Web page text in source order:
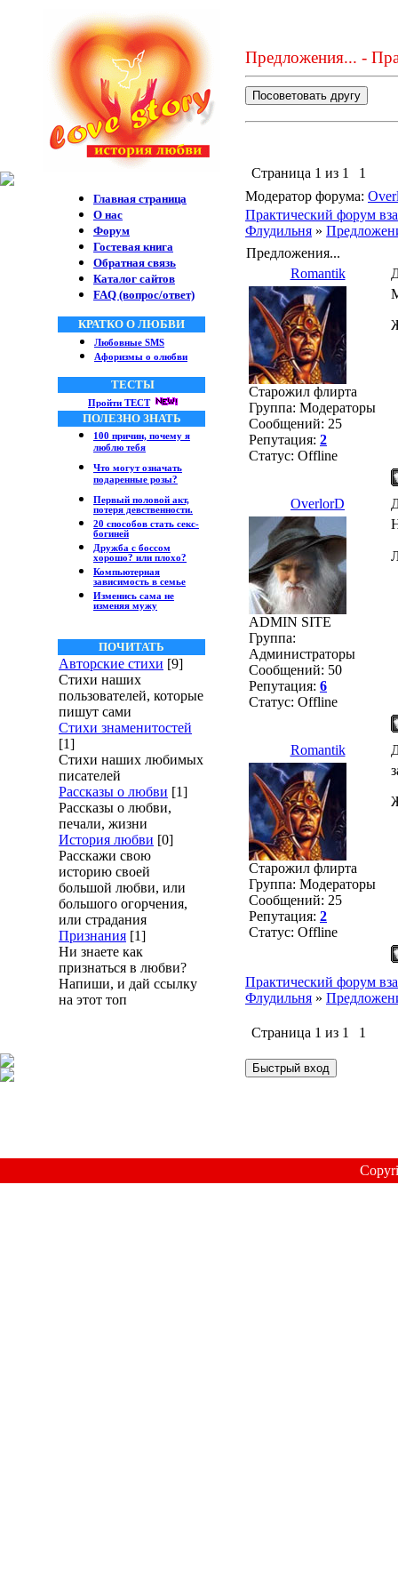
Главная страница
О нас
Форум
Гостевая книга
Обратная связь
Каталог сайтов
FAQ (вопрос/ответ)
КРАТКО О ЛЮБВИ
Любовные SMS
Афоризмы о олюбви
ТЕСТЫ
Пройти ТЕСТ
ПОЛЕЗНО ЗНАТЬ
100 причин, почему я
люблю тебя
Что могут означать
подаренные розы?
Первый половой акт,
потеря девственности.
20 способов стать секс-
богиней
Дружба с боссом
хорошо? или плохо?
Компьютерная
зависимость в семье
Изменись сама не
изменяя мужу
ПОЧИТАТЬ
Авторские стихи [9]
Стихи наших
пользователей, которые
пишут сами
Стихи знаменитостей
[1]
Стихи наших любимых
писателей
Рассказы о любви [1]
Рассказы о любви,
печали, жизни
История любви [0]
Расскажи свою
историю своей
большой любви, или
большого огорчения,
или страдания
Признания [1]
Ни знаете как
признаться в любви?
Напиши, и дай ссылку
на этот топ
Предложения... -
Страница 1 из 1
1
Модератор форума:
Практический форум
Флудильня »
Предложения...
Romantik
Старожил флирта
Группа: Модераторы
Сообщений: 25
Репутация: 2
Статус: Offline
OverlorD
ADMIN SITE
Группа:
Администраторы
Сообщений: 50
Репутация: 6
Статус: Offline
Romantik
Старожил флирта
Группа: Модераторы
Сообщений: 25
Репутация: 2
Статус: Offline
Практический форум
Флудильня »
Страница 1 из 1 1